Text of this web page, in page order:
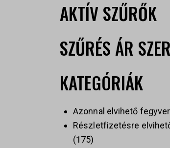
AKTÍV SZŰRŐK
SZŰRÉS ÁR
KATEGÓRIÁK
Azonnal elvihető
Részletfizetésre
175